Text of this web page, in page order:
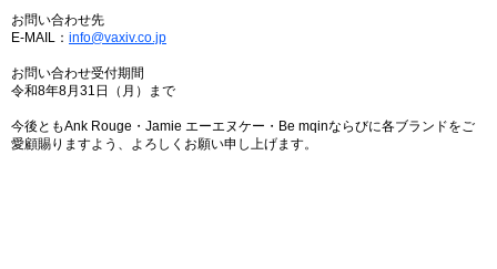
お問い合わせ先
E-MAIL： info@vaxiv.co.jp
お問い合わせ受付期間
令和8年8月31日（月）まで
今後ともAnk Rouge・Jamie エーエヌケー・Be mqinならびに各ブランドをご
愛顧賜りますよう、よろしくお願い申し上げます。